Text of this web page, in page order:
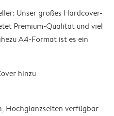
Unser großes Hardcover-
Premium-Qualität und viel
A4-Format ist es ein
hinzu
Hochglanzseiten verfügbar